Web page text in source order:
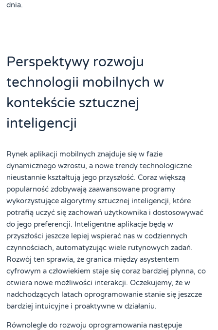
dnia.
Perspektywy rozwoju
technologii mobilnych w
kontekście sztucznej
inteligencji
Rynek aplikacji mobilnych znajduje się w fazie
dynamicznego wzrostu, a nowe trendy technologiczne
nieustannie kształtują jego przyszłość. Coraz większą
popularność zdobywają zaawansowane programy
wykorzystujące algorytmy sztucznej inteligencji, które
potrafią uczyć się zachowań użytkownika i dostosowywać
do jego preferencji. Inteligentne aplikacje będą w
przyszłości jeszcze lepiej wspierać nas w codziennych
czynnościach, automatyzując wiele rutynowych zadań.
Rozwój ten sprawia, że granica między asystentem
cyfrowym a człowiekiem staje się coraz bardziej płynna, co
otwiera nowe możliwości interakcji. Oczekujemy, że w
nadchodzących latach oprogramowanie stanie się jeszcze
bardziej intuicyjne i proaktywne w działaniu.
Równolegle do rozwoju oprogramowania następuje